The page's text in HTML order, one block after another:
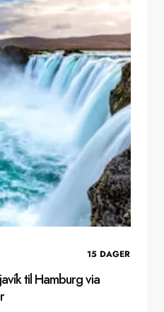
15 DAGER
til Hamburg via